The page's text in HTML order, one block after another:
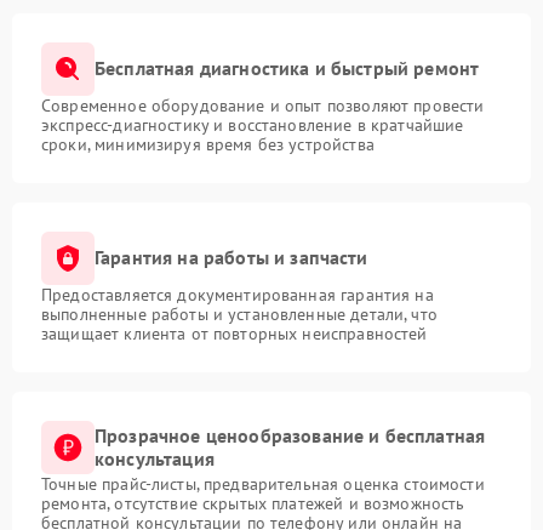
Бесплатная диагностика и быстрый ремонт
Современное оборудование и опыт позволяют провести
экспресс-диагностику и восстановление в кратчайшие
сроки, минимизируя время без устройства
Гарантия на работы и запчасти
Предоставляется документированная гарантия на
выполненные работы и установленные детали, что
защищает клиента от повторных неисправностей
Прозрачное ценообразование и бесплатная
консультация
Точные прайс-листы, предварительная оценка стоимости
ремонта, отсутствие скрытых платежей и возможность
бесплатной консультации по телефону или онлайн на